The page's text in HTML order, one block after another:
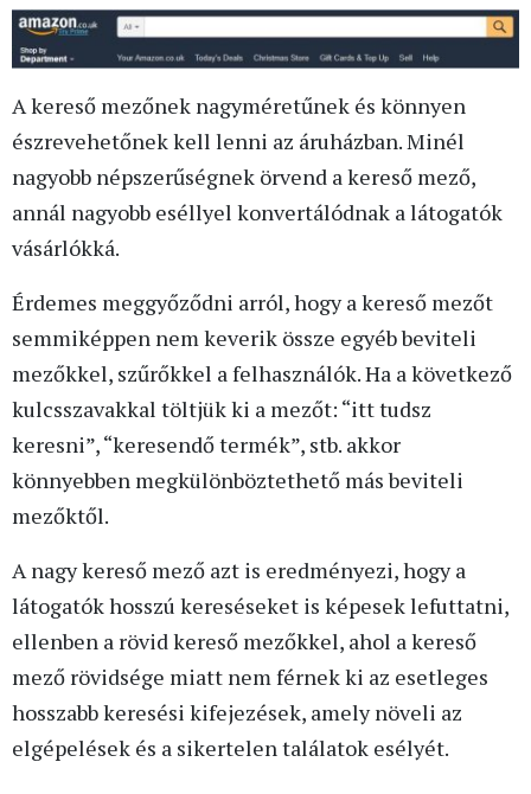
A kereső mezőnek nagyméretűnek és könnyen
észrevehetőnek kell lenni az áruházban. Minél
nagyobb népszerűségnek örvend a kereső mező,
annál nagyobb eséllyel konvertálódnak a látogatók
vásárlókká.
Érdemes meggyőződni arról, hogy a kereső mezőt
semmiképpen nem keverik össze egyéb beviteli
mezőkkel, szűrőkkel a felhasználók. Ha a következő
kulcsszavakkal töltjük ki a mezőt: “itt tudsz
keresni”, “keresendő termék”, stb. akkor
könnyebben megkülönböztethető más beviteli
mezőktől.
A nagy kereső mező azt is eredményezi, hogy a
látogatók hosszú kereséseket is képesek lefuttatni,
ellenben a rövid kereső mezőkkel, ahol a kereső
mező rövidsége miatt nem férnek ki az esetleges
hosszabb keresési kifejezések, amely növeli az
elgépelések és a sikertelen találatok esélyét.